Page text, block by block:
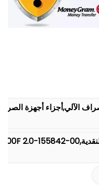
الآلي,أجزاء أجهزة